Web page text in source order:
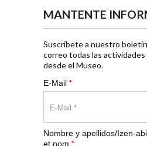
MANTENTE
Suscríbete a nuestro
correo todas las actividades
desde el Museo.
E-Mail *
Nombre y apellidos/Izen-
et nom *